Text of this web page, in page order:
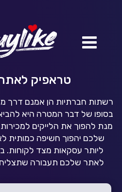
טראפיק
רשתות חברתיות הן אמנם דרך
בסופו של דבר המטרה היא
מנת להפוך את הלייקים
שלכם יהפוך חשיפה כמותית
ליותר עסקאות מצד לקוחות.
לאתר שלכם תעבורה